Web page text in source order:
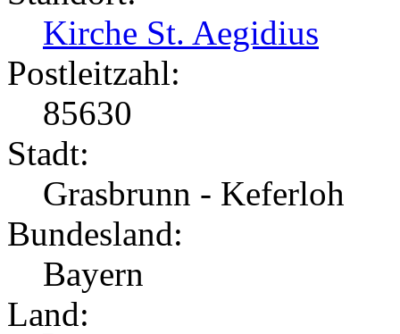
Kirche St. Aegidius
Postleitzahl:
85630
Stadt:
Grasbrunn - Keferloh
Bundesland:
Bayern
Land: